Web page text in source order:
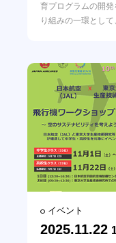
育プログラムの開
り組みの一環とし
イベント
2025.11.22